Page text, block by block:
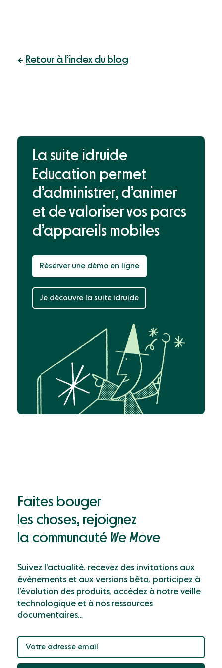
Retour à l’index du blog
La suite idruide
Education permet
d’administrer, d’animer
et de valoriservos parcs
d’appareils mobiles
Réserver une démo en ligne
Je découvre la suite idruide
Faites bouger
les choses, rejoignez
la communauté We Move
Suivez l’actualité, recevez des invitations aux
événements et aux versions bêta, participez à
l’évolution des produits, accédez à notre veille
technologique et à nos ressources
documentaires…